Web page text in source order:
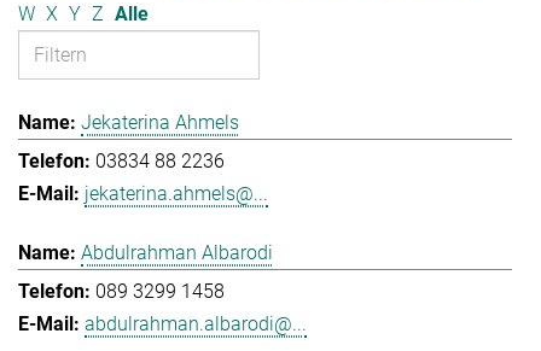
W X Y Z Alle
Jekaterina Ahmels
03834 88 2236
jekaterina.ahmels@...
Abdulrahman Albarodi
089 3299 1458
abdulrahman.albarodi@...